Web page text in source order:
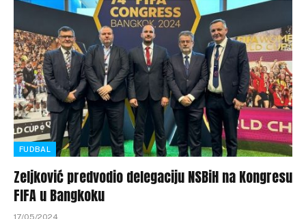
FUDBAL
Zeljković predvodio delegaciju NSBiH na Kongresu
FIFA u Bangkoku
17/05/2024